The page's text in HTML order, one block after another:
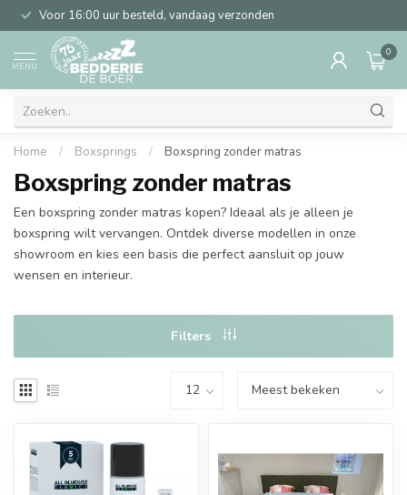
Voor 16:00 uur besteld, vandaag verzonden
MENU
0
Home / Boxsprings / Boxspring zonder matras
Boxspring zonder matras
Een boxspring zonder matras kopen? Ideaal als je alleen je
boxspring wilt vervangen. Ontdek diverse modellen in onze
showroom en kies een basis die perfect aansluit op jouw
wensen en interieur.
Filters